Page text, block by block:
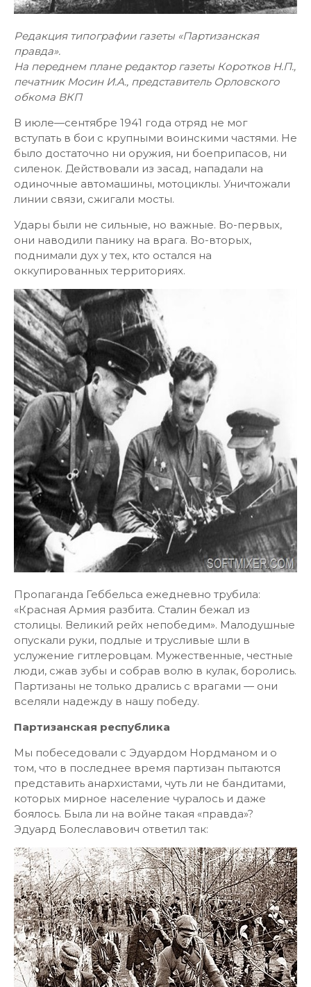
Редакция типографии газеты «Партизанская
правда».
На переднем плане редактор газеты Коротков Н.П.,
печатник Мосин И.А., представитель Орловского
обкома ВКП
В июле—сентябре 1941 года отряд не мог
вступать в бои с крупными воинскими частями. Не
было достаточно ни оружия, ни боеприпасов, ни
силенок. Действовали из засад, нападали на
одиночные автомашины, мотоциклы. Уничтожали
линии связи, сжигали мосты.
Удары были не сильные, но важные. Во-первых,
они наводили панику на врага. Во-вторых,
поднимали дух у тех, кто остался на
оккупированных территориях.
Пропаганда Геббельса ежедневно трубила:
«Красная Армия разбита. Сталин бежал из
столицы. Великий рейх непобедим». Малодушные
опускали руки, подлые и трусливые шли в
услужение гитлеровцам. Мужественные, честные
люди, сжав зубы и собрав волю в кулак, боролись.
Партизаны не только дрались с врагами — они
вселяли надежду в нашу победу.
Партизанская республика
Мы побеседовали с Эдуардом Нордманом и о
том, что в последнее время партизан пытаются
представить анархистами, чуть ли не бандитами,
которых мирное население чуралось и даже
боялось. Была ли на войне такая «правда»?
Эдуард Болеславович ответил так: